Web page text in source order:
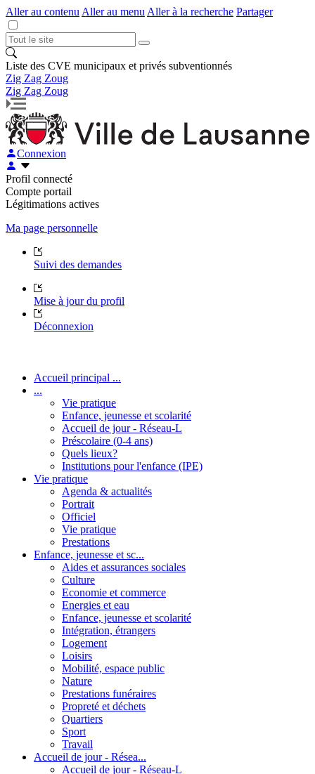
Aller au contenu Aller au menu Aller à la recherche Partager
Liste des CVE municipaux et privés subventionnés
Zig Zag Zoug
Zig Zag Zoug
Connexion
Profil connecté
Compte portail
Légitimations actives
Ma page personnelle
Suivi des demandes
Mise à jour du profil
Déconnexion
Accueil principal ...
...
Vie pratique
Enfance, jeunesse et scolarité
Accueil de jour - Réseau-L
Préscolaire (0-4 ans)
Quels lieux?
Institutions pour l'enfance (IPE)
Vie pratique
Agenda & actualités
Portrait
Officiel
Vie pratique
Prestations
Enfance, jeunesse et sc...
Aides et assurances sociales
Culture
Economie et commerce
Energies et eau
Enfance, jeunesse et scolarité
Intégration, étrangers
Logement
Loisirs
Mobilité, espace public
Nature
Prestations funéraires
Propreté et déchets
Quartiers
Sport
Travail
Accueil de jour - Résea...
Accueil de jour - Réseau-L